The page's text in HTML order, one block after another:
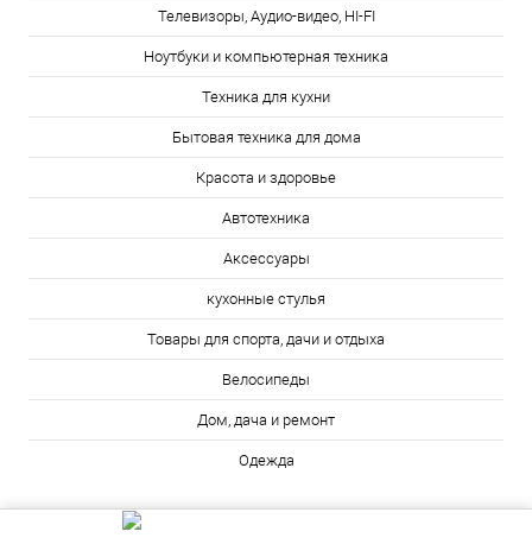
Телевизоры, Аудио-видео, HI-FI
Ноутбуки и компьютерная техника
Техника для кухни
Бытовая техника для дома
Красота и здоровье
Автотехника
Аксессуары
кухонные стулья
Товары для спорта, дачи и отдыха
Велосипеды
Дом, дача и ремонт
Одежда